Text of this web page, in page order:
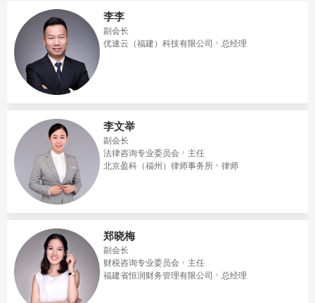
李李
副会长
优速云（福建）科技有限公司
总经理
李文举
副会长
法律咨询专业委员会
主任
北京盈科（福州）律师事务所
律师
郑晓梅
副会长
财税咨询专业委员会
主任
福建省恒润财务管理有限公司
总经理